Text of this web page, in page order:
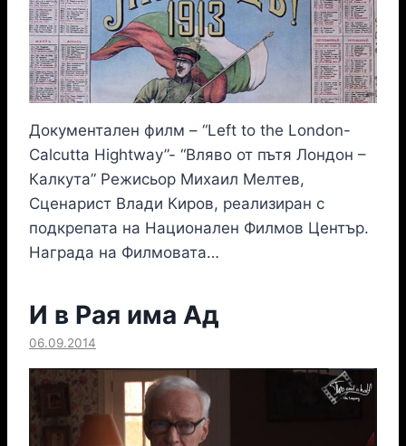
Документален филм – “Left to the London-
Calcutta Hightway”- “Вляво от пътя Лондон –
Калкута” Режисьор Михаил Мелтев,
Сценарист Влади Киров, реализиран с
подкрепата на Национален Филмов Център.
Награда на Филмовата…
И в Рая има Ад
06.09.2014